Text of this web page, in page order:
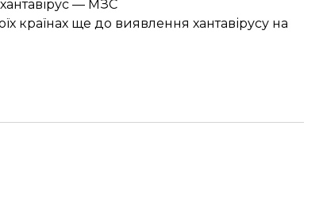
— МЗС
країнах ще до виявлення хантавірусу на